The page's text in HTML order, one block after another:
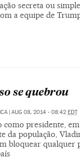
secreta ou
a equipe de
se quebrou
| AUG 08, 2014 - 08:42 EDT
como presidente,
da população,
bloquear qualquer